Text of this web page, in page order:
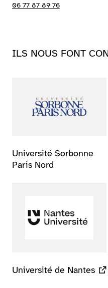
06 77 87 89 76
ILS NOUS FONT
Université Sorbonne
Paris Nord
Université de Nantes